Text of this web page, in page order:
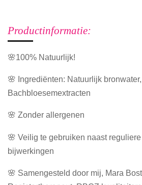
Productinformatie:
🌸100% Natuurlijk!
🌸 Ingrediënten: Natuurlijk bronwater,
Bachbloesemextracten
🌸 Zonder allergenen
🌸 Veilig te gebruiken naast
bijwerkingen
🌸 Samengesteld door mij, Mara